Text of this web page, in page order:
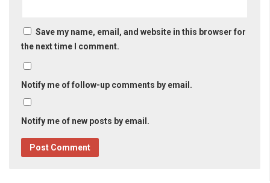
Save my name, email, and website in this browser for
the next time I comment.
Notify me of follow-up comments by email.
Notify me of new posts by email.